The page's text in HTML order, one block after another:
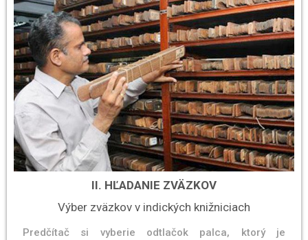
II. HĽADANIE ZVÄZKOV
Výber zväzkov v indických knižniciach
Predčítač si vyberie odtlačok palca, ktorý je